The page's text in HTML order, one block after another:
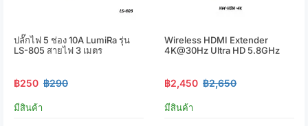
ปลั๊กไฟ 5 ช่อง 10A LumiRa รุ่น
LS-805 สายไฟ 3 เมตร
฿250 ฿290
มีสินค้า
Wireless HDMI Extender
4K@30Hz Ultra HD 5.8GHz
฿2,450 ฿2,650
มีสินค้า